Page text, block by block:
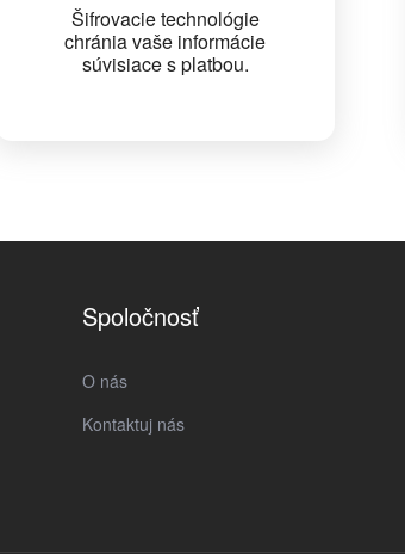
Šifrovacie technológie
chránia vaše informácie
súvisiace s platbou.
Spoločnosť
O nás
Kontaktuj nás